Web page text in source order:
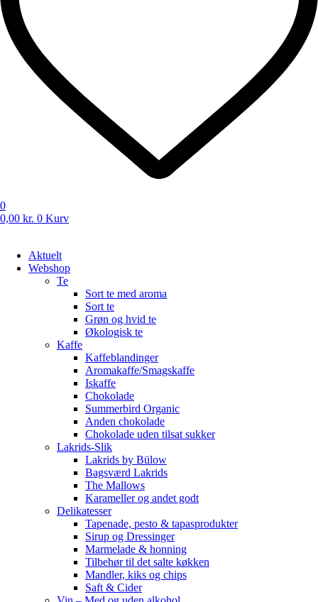
0
0,00 kr. 0 Kurv
Aktuelt
Webshop
Te
Sort te med aroma
Sort te
Grøn og hvid te
Økologisk te
Kaffe
Kaffeblandinger
Aromakaffe/Smagskaffe
Iskaffe
Chokolade
Summerbird Organic
Anden chokolade
Chokolade uden tilsat sukker
Lakrids-Slik
Lakrids by Bülow
Bagsværd Lakrids
The Mallows
Karameller og andet godt
Delikatesser
Tapenade, pesto & tapasprodukter
Sirup og Dressinger
Marmelade & honning
Tilbehør til det salte køkken
Mandler, kiks og chips
Saft & Cider